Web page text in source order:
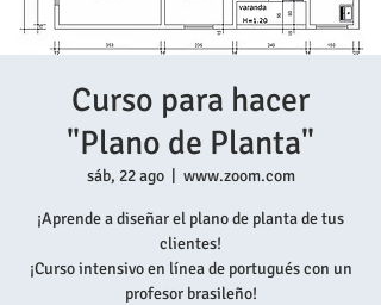
Curso para hacer
"Plano de Planta"
sáb, 22 ago
  |
www.zoom.com
¡Aprende a diseñar el plano de planta de tus
clientes!
¡Curso intensivo en línea de portugués con un
profesor brasileño!